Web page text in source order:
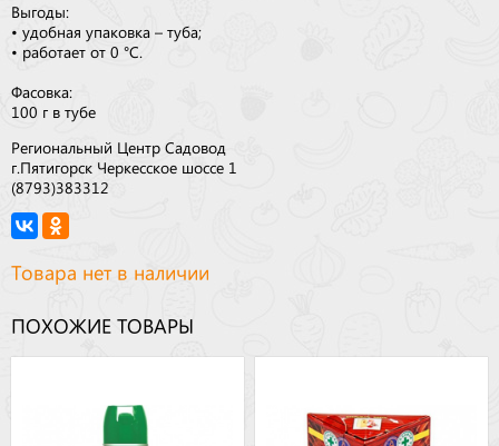
Выгоды:
• удобная упаковка – туба;
• работает от 0 °С.
Фасовка:
100 г в тубе
Региональный Центр Садовод
г.Пятигорск Черкесское шоссе 1
(8793)383312
Товара нет в наличии
ПОХОЖИЕ ТОВАРЫ